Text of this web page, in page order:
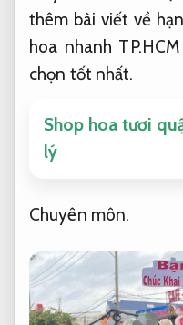
thêm bài viết về
hoa nhanh
chọn tốt nhất.
Shop hoa tươi
lý
Chuyên môn.